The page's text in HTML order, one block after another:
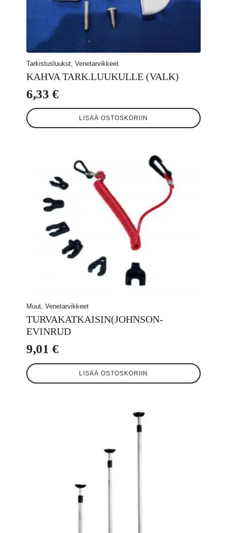
Tarkistusluukut, Venetarvikkeet
KAHVA TARK.LUUKULLE (VALK)
6,33 €
LISÄÄ OSTOSKORIIN
Muut, Venetarvikkeet
TURVAKATKAISIN(JOHNSON-
EVINRUD
9,01 €
LISÄÄ OSTOSKORIIN